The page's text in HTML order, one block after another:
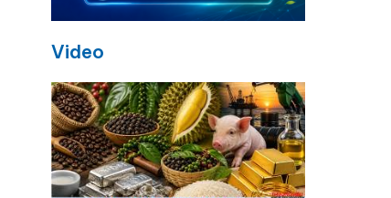
Video